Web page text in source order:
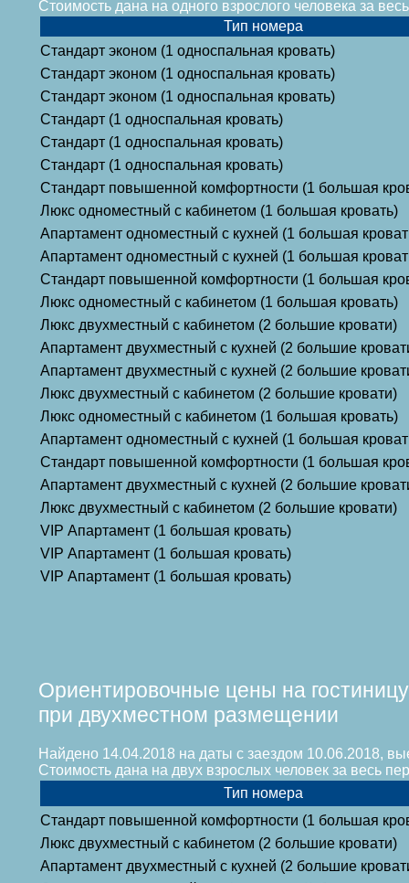
Стоимость дана на одного взрослого человека за
Тип номера
Стандарт эконом (1 односпальная кровать)
Стандарт эконом (1 односпальная кровать)
Стандарт эконом (1 односпальная кровать)
Стандарт (1 односпальная кровать)
Стандарт (1 односпальная кровать)
Стандарт (1 односпальная кровать)
Стандарт повышенной комфортности (1 большая
Люкс одноместный с кабинетом (1 большая кровать)
Апартамент одноместный с кухней (1 большая
Апартамент одноместный с кухней (1 большая
Стандарт повышенной комфортности (1 большая
Люкс одноместный с кабинетом (1 большая кровать)
Люкс двухместный с кабинетом (2 большие кровати)
Апартамент двухместный с кухней (2 большие
Апартамент двухместный с кухней (2 большие
Люкс двухместный с кабинетом (2 большие кровати)
Люкс одноместный с кабинетом (1 большая кровать)
Апартамент одноместный с кухней (1 большая
Стандарт повышенной комфортности (1 большая
Апартамент двухместный с кухней (2 большие
Люкс двухместный с кабинетом (2 большие кровати)
VIP Апартамент (1 большая кровать)
VIP Апартамент (1 большая кровать)
VIP Апартамент (1 большая кровать)
Ориентировочные цены на гостиницу
при двухместном размещении
Найдено 14.04.2018 на даты с заездом 10.06.2018,
Стоимость дана на двух взрослых человек за весь
Тип номера
Стандарт повышенной комфортности (1 большая
Люкс двухместный с кабинетом (2 большие кровати)
Апартамент двухместный с кухней (2 большие